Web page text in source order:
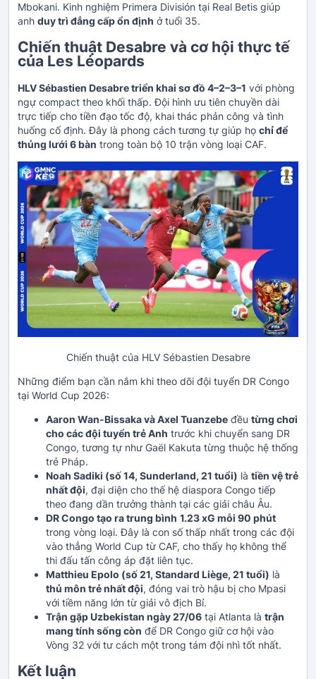
Mbokani. Kinh nghiệm Primera División tại Real Betis giúp
anh duy trì đẳng cấp ổn định ở tuổi 35.
Chiến thuật Desabre và cơ hội thực tế
của Les Léopards
HLV Sébastien Desabre triển khai sơ đồ 4–2–3–1 với phòng
ngự compact theo khối thấp. Đội hình ưu tiên chuyền dài
trực tiếp cho tiền đạo tốc độ, khai thác phản công và tình
huống cố định. Đây là phong cách tương tự giúp họ chỉ để
thủng lưới 6 bàn trong toàn bộ 10 trận vòng loại CAF.
Chiến thuật của HLV Sébastien Desabre
Những điểm bạn cần nắm khi theo dõi đội tuyển DR Congo
tại World Cup 2026:
Aaron Wan-Bissaka và Axel Tuanzebe đều từng chơi
cho các đội tuyển trẻ Anh trước khi chuyển sang DR
Congo, tương tự như Gaël Kakuta từng thuộc hệ thống
trẻ Pháp.
Noah Sadiki (số 14, Sunderland, 21 tuổi) là tiền vệ trẻ
nhất đội, đại diện cho thế hệ diaspora Congo tiếp
theo đang dần trưởng thành tại các giải châu Âu.
DR Congo tạo ra trung bình 1.23 xG mỗi 90 phút
trong vòng loại. Đây là con số thấp nhất trong các đội
vào thẳng World Cup từ CAF, cho thấy họ không thể
thi đấu tấn công áp đặt liên tục.
Matthieu Epolo (số 21, Standard Liège, 21 tuổi) là
thủ môn trẻ nhất đội, đóng vai trò hậu bị cho Mpasi
với tiềm năng lớn từ giải vô địch Bỉ.
Trận gặp Uzbekistan ngày 27/06 tại Atlanta là trận
mang tính sống còn để DR Congo giữ cơ hội vào
Vòng 32 với tư cách một trong tám đội nhì tốt nhất.
Kết luận